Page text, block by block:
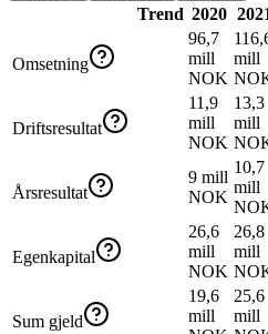
Trend 2020
Omsetning
96,7
mill
NOK
mill
Driftsresultat
11,9
mill
NOK
13,3
mill
Årsresultat
9 mill
NOK
10,7
mill
Egenkapital
26,6
mill
NOK
26,8
mill
Sum gjeld
19,6
mill
25,6
mill